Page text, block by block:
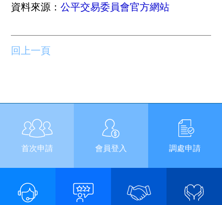
資料來源：公平交易委員會官方網站
回上一頁
首次申請 會員登入 調處申請